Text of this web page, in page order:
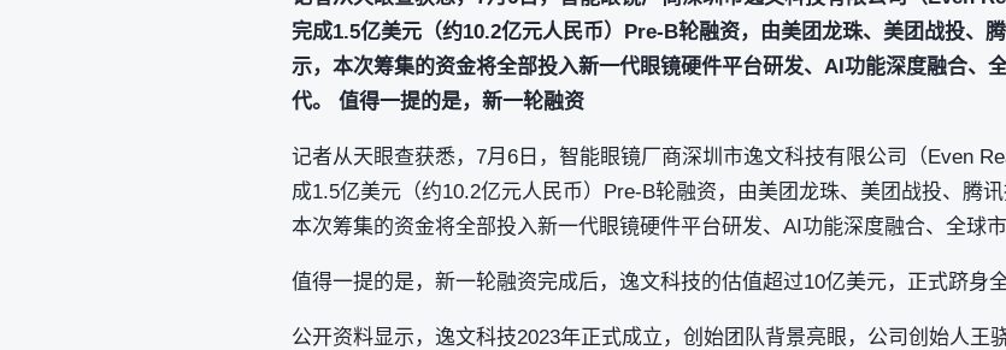
完成1.5亿美元（约10.2亿元人民币）Pre-B轮融资，由美团龙珠、美团战投、
示，本次筹集的资金将全部投入新一代眼镜硬件平台研发、AI功能深度融合、
代。 值得一提的是，新一轮融资
记者从天眼查获悉，7月6日，智能眼镜厂商深圳市逸文科技有限公司（Even
成1.5亿美元（约10.2亿元人民币）Pre-B轮融资，由美团龙珠、美团战投、腾
本次筹集的资金将全部投入新一代眼镜硬件平台研发、AI功能深度融合、全球
值得一提的是，新一轮融资完成后，逸文科技的估值超过10亿美元，正式跻身
公开资料显示，逸文科技2023年正式成立，创始团队背景亮眼，公司创始人王